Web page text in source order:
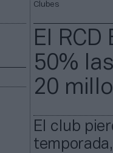
Clubes
El
50%
20
El club